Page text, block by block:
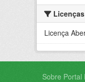
Licenças
Licença
Sobre Portal